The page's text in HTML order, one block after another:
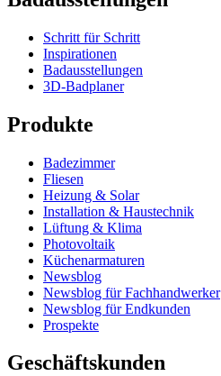
Schritt für Schritt
Inspirationen
Badausstellungen
3D-Badplaner
Produkte
Badezimmer
Fliesen
Heizung & Solar
Installation & Haustechnik
Lüftung & Klima
Photovoltaik
Küchenarmaturen
Newsblog
Newsblog für Fachhandwerker
Newsblog für Endkunden
Prospekte
Geschäftskunden